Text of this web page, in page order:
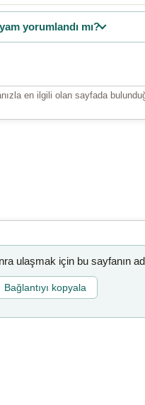
yorumlandı mı?
en ilgili olan sayfada
ulaşmak için bu sayfanın
Bağlantıyı kopyala